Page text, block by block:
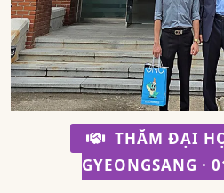
THĂM ĐẠI
GYEONGSANG ·